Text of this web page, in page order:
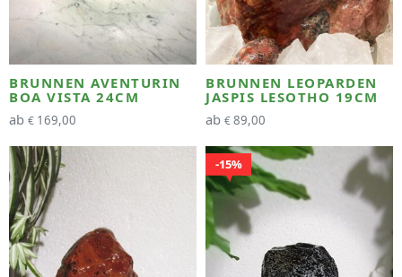
BRUNNEN AVENTURIN
BOA VISTA 24CM
ab € 169,00
BRUNNEN LEOPARDEN
JASPIS LESOTHO 19CM
ab €89,00
15%